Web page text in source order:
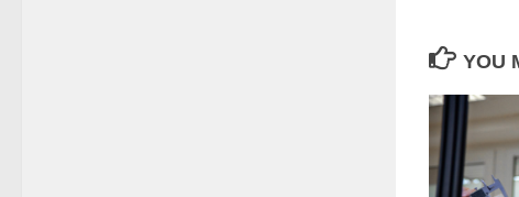
YOU